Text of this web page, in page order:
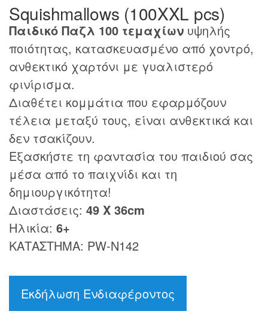
Squishmallows (100XXL pcs)
Παιδικό Παζλ 100 τεμαχίων υψηλής
ποιότητας, κατασκευασμένο από χοντρό,
ανθεκτικό χαρτόνι με γυαλιστερό
φινίρισμα.
Διαθέτει κομμάτια που εφαρμόζουν
τέλεια μεταξύ τους, είναι ανθεκτικά και
δεν τσακίζουν.
Εξασκήστε τη φαντασία του παιδιού σας
μέσα από το παιχνίδι και τη
δημιουργικότητα!
Διαστάσεις: 49 Χ 36cm
Ηλικία: 6+
ΚΑΤΑΣΤΗΜΑ: PW-N142
Εκδήλωση Ενδιαφέροντος